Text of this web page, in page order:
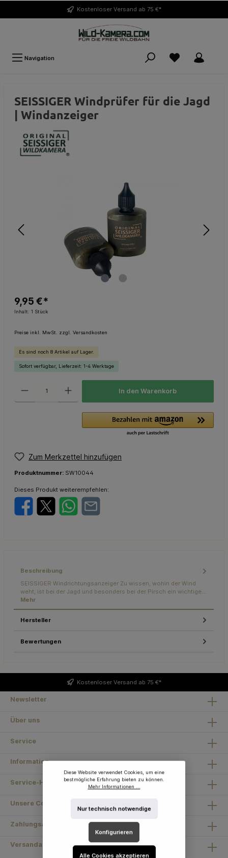
Kostenloser Versand ab 75 €*
Navigation
SEISSIGER Windprüfer für die Jagd
| Windanzeiger
9,95 €*
Inhalt: 1 Stück
Preise inkl. MwSt. zzgl. Versandkosten
Es sind noch 8 Artikel auf Lager.
Sofort verfügbar, Lieferzeit: 1-4 Werktage
In den Warenkorb
Zum Merkzettel hinzufügen
Produktnummer: SW10044
Dieses Produkt weiterempfehlen:
Beschreibung
SEISSIGER Windrichtungsanzeiger Zu wissen, wohin der Wind
weht, ist bei der Jagd und besonders bei der Pirsch ein wichtige…
Mehr
Hersteller
Bewertungen
Kostenloser Versand ab 75 €*
Newsletter
Über uns
Service
Information
Service-Hotline
Unsere Communities
Zahlungsarten
Versandarten
Diese Website verwendet Cookies, um eine
bestmögliche Erfahrung bieten zu können.
Mehr Informationen ...
Nur technisch notwendige
Konfigurieren
Alle Cookies akzeptieren